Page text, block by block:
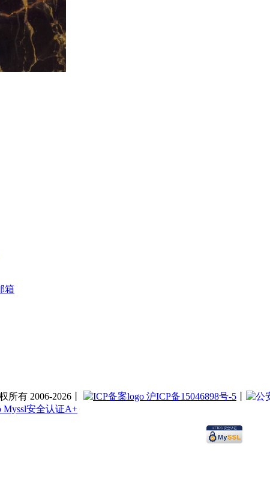
箱
有 2006-2026丨 沪ICP备15046898号-5
Myssl安全认证A+